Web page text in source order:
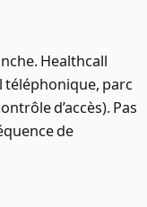
Healthcall
téléphonique, parc
d’accès). Pas
de